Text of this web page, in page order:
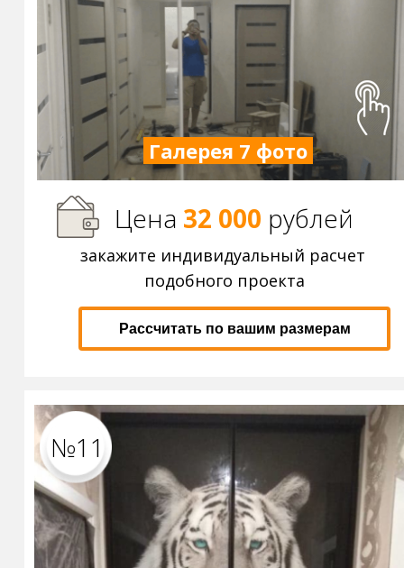
Цена 32 000 рублей
закажите индивидуальный расчет
подобного проекта
Рассчитать по вашим размерам
Галерея 7 фото
№11